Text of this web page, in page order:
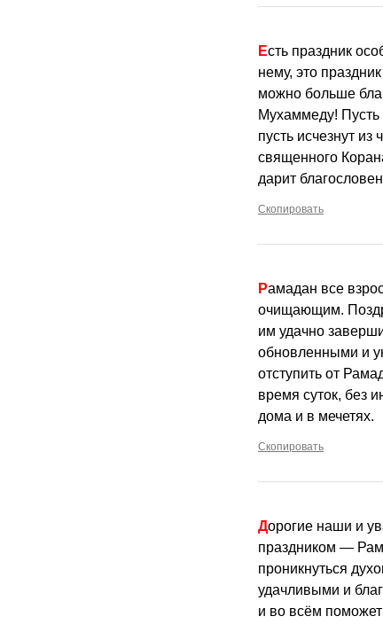
Есть праздник особый у всех мусульман, его ни свято почитают и с особой тщательностью готовятся к
нему, это
можно больше
Мухаммеду! Пусть
пусть исчезнут
священного
дарит
Скопировать
Рамадан все взрослые мусульмане соблюдают и пост этот считают очень важным, значимым и
очищающим.
им удачно
обновленными и
отступить от
время суток, без
дома и в мечетях.
Скопировать
Дорогие наши и уважаемые мусульмане! Мы все рады поздравить вас с вашим великим и священным
праздником —
проникнуться
удачливыми и
и во всём